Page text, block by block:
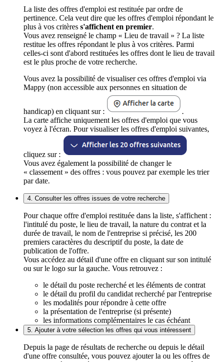
La liste des offres d'emploi est restituée par ordre de
pertinence. Cela veut dire que les offres d'emploi répondant le
plus à vos critères s'affichent en premier.
Vous avez renseigné le champ « Lieu de travail » ? La liste
restitue les offres répondant le plus à vos critères. Parmi
celles-ci sont d'abord restituées les offres dont le lieu de travail
est le plus proche de votre recherche.
Vous avez la possibilité de visualiser ces offres d'emploi via
Mappy (non accessible aux personnes en situation de
handicap) en cliquant sur :
.
La carte affiche uniquement les offres d'emploi que vous
voyez à l'écran. Pour visualiser les offres d'emploi suivantes,
cliquez sur :
Vous avez également la possibilité de changer le
« classement » des offres : vous pouvez par exemple les trier
par date.
4. Consulter les offres issues de votre recherche
Pour chaque offre d'emploi restituée dans la liste, s'affichent :
l'intitulé du poste, le lieu de travail, la nature du contrat et la
durée de travail, le nom de l'entreprise si précisé, les 200
premiers caractères du descriptif du poste, la date de
publication de l'offre.
Vous accédez au détail d'une offre en cliquant sur son intitulé
ou sur le logo sur la gauche. Vous retrouvez :
le détail du poste recherché et les éléments de contrat
le détail du profil du candidat recherché par l'entreprise
les modalités pour répondre à cette offre
la présentation de l'entreprise (si présente)
les informations complémentaires le cas échéant
5. Ajouter à votre sélection les offres qui vous intéressent
Depuis la page de résultats de recherche ou depuis le détail
d'une offre consultée, vous pouvez ajouter la ou les offres de